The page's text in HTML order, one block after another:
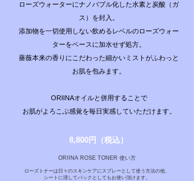
ローズウォーターにナノバブル化した水素と炭酸（ガ
ス）を封入。
添加物を一切使用しない飲めるレベルのローズウォー
ターをベースに加水せず処方。
薔薇本来の香りにこだわった細かいミストがふわっと
お肌を包みます。
ORIINAオイルと併用することで
お肌がよろこぶ感覚を毎日実感していただけます。
8,800円（税込）
ORIINA ROSE TONER 使い方
ローズトナーは日々のスキンケアにスプレーとして使う方法の他、
シートに浸してパックとしてもお使い頂けます。